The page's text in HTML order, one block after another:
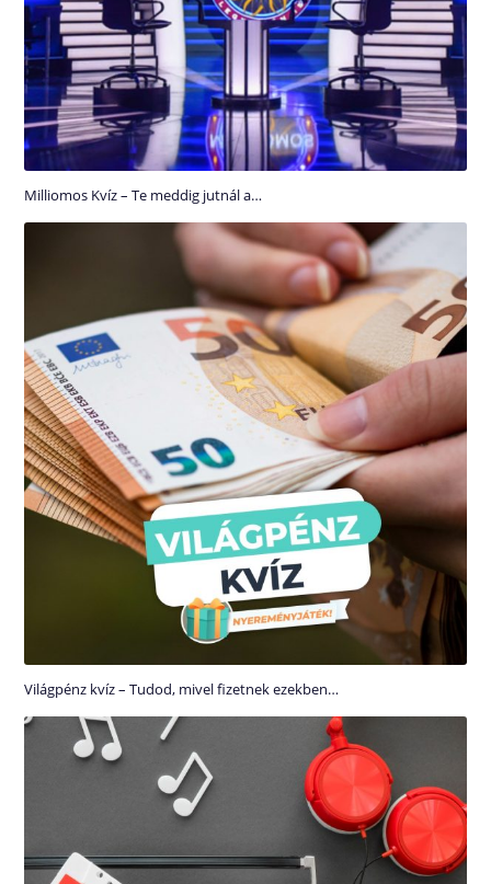
Milliomos Kvíz – Te meddig jutnál a…
Világpénz kvíz – Tudod, mivel fizetnek ezekben…